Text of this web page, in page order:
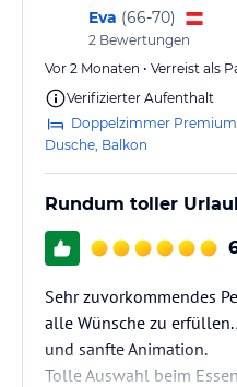
Eva (66-70)
2 Bewertungen
Vor 2 Monaten • Verreist als
Verifizierter Aufenthalt
Doppelzimmer
Dusche, Balkon
Rundum toller
Sehr zuvorkommendes
alle Wünsche zu
und sanfte Animation.
Tolle Auswahl beim